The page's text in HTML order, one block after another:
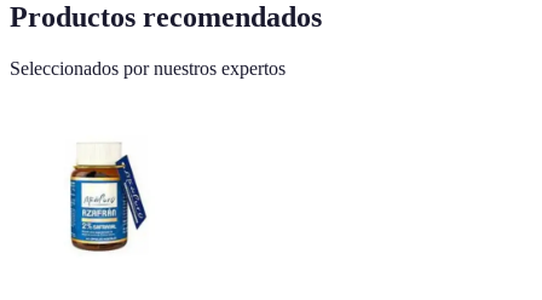
Productos recomendados
Seleccionados por nuestros expertos